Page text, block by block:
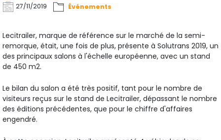
27/11/2019 Événements
Lecitrailer, marque de référence sur le marché de la semi-
remorque, était, une fois de plus, présente à Solutrans 2019, un
des principaux salons à l'échelle européenne, avec un stand
de 450 m2.
Le bilan du salon a été très positif, tant pour le nombre de
visiteurs reçus sur le stand de Lecitrailer, dépassant le nombre
des éditions précédentes, que pour le chiffre d'affaires
engendré.